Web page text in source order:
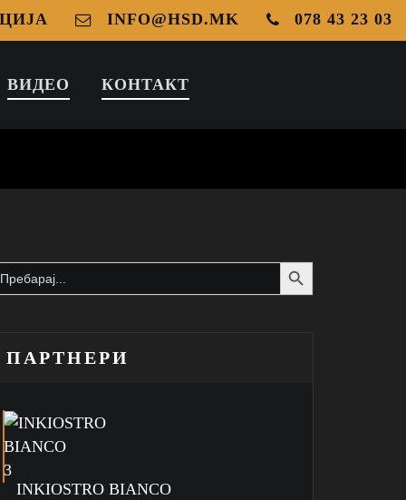
INFO@HSD.MK 078 43 23 03
ВИДЕО КОНТАКТ
Search Button
ПАРТНЕРИ
INKIOSTRO BIANCO